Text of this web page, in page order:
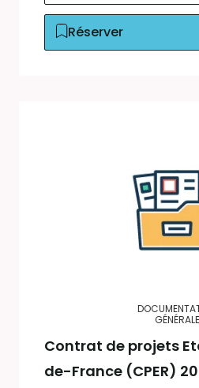
Réserver
GÉNÉRALE
Contrat de projets
de-France (CPER)